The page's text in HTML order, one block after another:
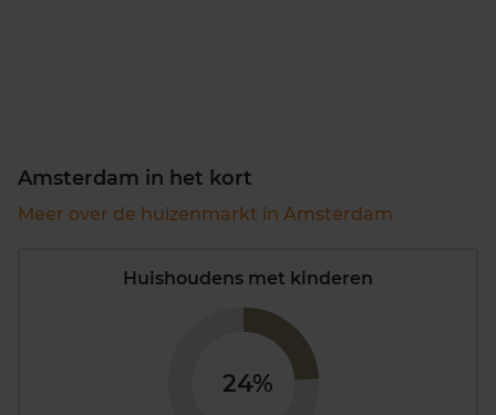
Amsterdam in het kort
Meer over de huizenmarkt in Amsterdam
Huishoudens met kinderen
24%